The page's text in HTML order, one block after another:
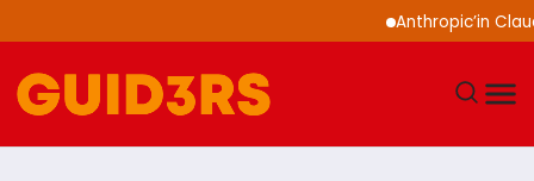
Anthropic’in